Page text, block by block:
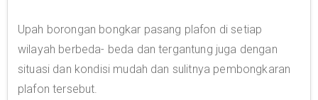
Upah borongan bongkar pasang plafon di setiap
wilayah berbeda- beda dan tergantung juga dengan
situasi dan kondisi mudah dan sulitnya pembongkaran
plafon tersebut.